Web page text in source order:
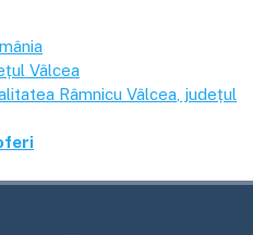
Vâlcea
Râmnicu Vâlcea , județul